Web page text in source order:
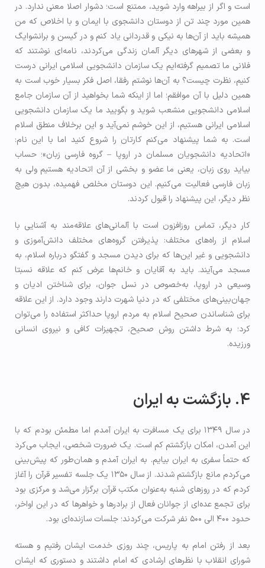
است و اگر از بيراهه وارد شوید، ممتنع است؛ دشوار اصلا معنی ندارد. در
همین مورد چند تن از دوستان دانشجوی با ایمان و با اخلاص که من
همیشه باید از آن‌ها به نیکی و قدردانی یاد کنم و در گیسن و برانشوایگ
و بعضی از شهرهای دیگر آلمان زندگی می‌کردند، نامه‌ای نوشتند که
فلانی ما تصمیم گرفته‌ایم یک سازمان دانشجویی اسلامی ایرانی درست
کنیم، نظرت چیست؟ به آن‌ها نوشتم رفقا، اصل فکر بسیار خوب است به
همین دلیل با آن موافقم؛ اما از اینکه شما بخواهید از آن سازمان جامع
اسلامی دانشجویی منشعب شوید و بگویید ما یک سازمان دانشجویی
اسلامی ایرانی هستیم، از این خوشم نمی‌آید و این برخلاف منطق اسلام
است. به شما پیشنهاد می‌کنم کارتان را شروع کنید اما با این نام:
«اتحادیه دانشجویان مسلمان در اروپا – گروه فارسی زبان»؛ حساب
بیاید روی زبان، یعنی ما عضو و بخشی از آن اتحادیه هستیم ولی به
زبان فارسی فعالیت می‌کنیم. این دوستان مخلص فهمیده، بدون هیچ
نظر دیگر، این پیشنهاد را قبول کردند.
کار دیگر، تماس روزافزون است با آلمانی‌های علاقه‌مند به آشنایی با
اسلام از راه‌های مختلف: پذیرفتن گروه‌های مختلف دانش‌آموزی و
دانشجویی و غیر این‌ها که برای دیدن مسجد و گفتگو درباره اسلام، به
مسجد می‌آیند. باید به آقایان و خانم‌ها عرض کنم که علاقه نسبتا
وسیعی در اروپا، به‌خصوص در نسل جوان، برای شناختن ادیان و
جهان‌بینی‌های مختلفی که در دنیا شهرت دارند وجود دارد. از این علاقه
برای شناساندن صحیح اسلام به مردم اروپا حداکثر استفاده را می‌توان
کرد؛ به شرط داشتن روش صحیح، تجهیزات کافی و نیروی انسانی
ورزیده.
4. بازگشت به ایران
در سال ۱۳۴۹ برای یک مسافرت به ایران آمدم اما مطمئن بودم که با
این آمدن، امکان بازگشتم کم است. یک ضرورت شخصی، ایجاب می‌کرد
که حتماً سفری به ایران بیایم. به ایران آمدم و همان‌طور که پیش‌بینی
می‌کردم مانع بازگشتم شدند. از سال ۱۳۵۰ یک جلسه تفسير قرآن را آغاز
کردم که در روزهای شنبه به‌عنوان مکتب قرآن برگزار می‌شد و مرکزی بود
برای تجمع عده‌ای از جوانان فعال از برادرها و خواهرها که در این اواخر،
حدود ۴۰۰ الى ۵۰۰ نفر شرکت می‌کردند؛ جلسات سازنده‌ای بود.
بعد از رفتن امام به پاریس، چند روزی خدمت ایشان رفتیم و هسته
شورای انقلاب با نظرهای ارشادی که امام داشتند و دستوری که ایشان